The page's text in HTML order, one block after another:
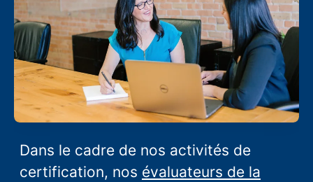
Dans le cadre de nos activités de
certification, nos évaluateurs de la